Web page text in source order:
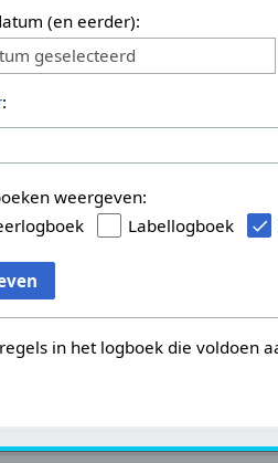
(en eerder):
geselecteerd
:
weergeven:
Labellogboek
in het logboek die voldoen